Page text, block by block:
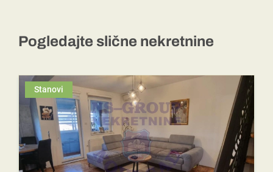
Pogledajte slične nekretnine
Stanovi